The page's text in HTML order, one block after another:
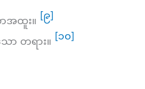
အထူး။ [၉]
ာ တရား။ [၁၀]